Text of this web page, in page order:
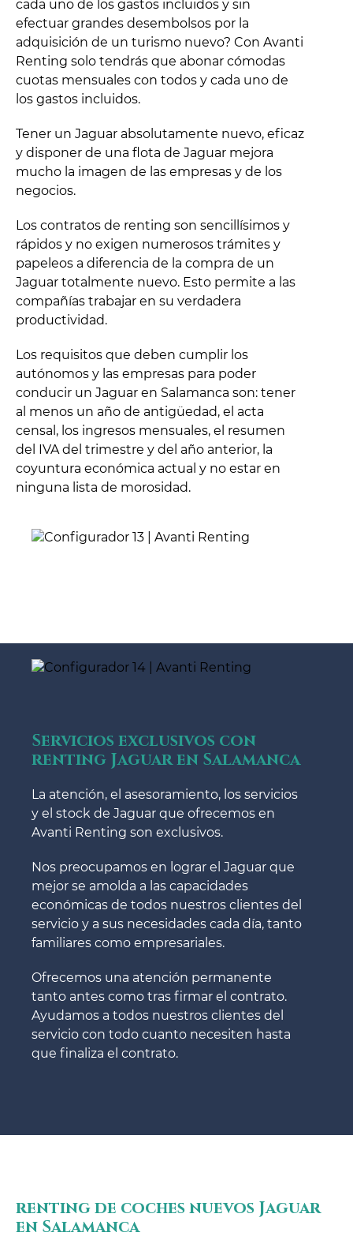
cada uno de los gastos incluidos y sin
efectuar grandes desembolsos por la
adquisición de un turismo nuevo? Con Avanti
Renting solo tendrás que abonar cómodas
cuotas mensuales con todos y cada uno de
los gastos incluidos.
Tener un Jaguar absolutamente nuevo, eficaz
y disponer de una flota de Jaguar mejora
mucho la imagen de las empresas y de los
negocios.
Los contratos de renting son sencillísimos y
rápidos y no exigen numerosos trámites y
papeleos a diferencia de la compra de un
Jaguar totalmente nuevo. Esto permite a las
compañías trabajar en su verdadera
productividad.
Los requisitos que deben cumplir los
autónomos y las empresas para poder
conducir un Jaguar en Salamanca son: tener
al menos un año de antigüedad, el acta
censal, los ingresos mensuales, el resumen
del IVA del trimestre y del año anterior, la
coyuntura económica actual y no estar en
ninguna lista de morosidad.
Servicios exclusivos con
renting Jaguar en Salamanca
La atención, el asesoramiento, los servicios
y el stock de Jaguar que ofrecemos en
Avanti Renting son exclusivos.
Nos preocupamos en lograr el Jaguar que
mejor se amolda a las capacidades
económicas de todos nuestros clientes del
servicio y a sus necesidades cada día, tanto
familiares como empresariales.
Ofrecemos una atención permanente
tanto antes como tras firmar el contrato.
Ayudamos a todos nuestros clientes del
servicio con todo cuanto necesiten hasta
que finaliza el contrato.
renting de coches nuevos Jaguar
en Salamanca